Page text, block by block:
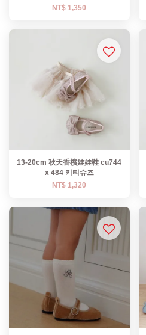
NT$ 1,350
13-20cm 秋天香檳娃娃鞋 cu744
x 484 키티슈즈
NT$ 1,320